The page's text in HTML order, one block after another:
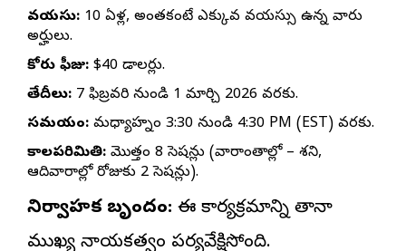
వయస్సు: 10 ఏళ్లు, అంతకంటే ఎక్కువ వయస్సు ఉన్న వారు
అర్హులు.
కోర్సు ఫీజు: $40 డాలర్లు.
తేదీలు: 7 ఫిబ్రవరి నుండి 1 మార్చి 2026 వరకు.
సమయం: మధ్యాహ్నం 3:30 నుండి 4:30 PM (EST) వరకు.
కాలపరిమితి: మొత్తం 8 సెషన్లు (వారాంతాల్లో – శని,
ఆదివారాల్లో రోజుకు 2 సెషన్లు).
నిర్వాహక బృందం: ఈ కార్యక్రమాన్ని తానా
ముఖ్య నాయకత్వం పర్యవేక్షిస్తోంది.